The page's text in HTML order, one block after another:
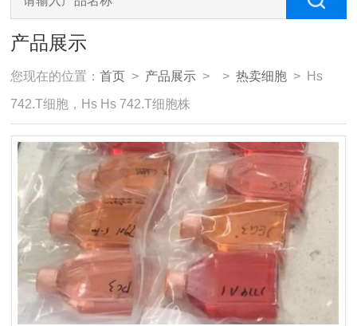
产品展示
您现在的位置：首页 > 产品展示 > >热卖细胞 > Hs
742.T细胞，Hs Hs 742.T细胞株